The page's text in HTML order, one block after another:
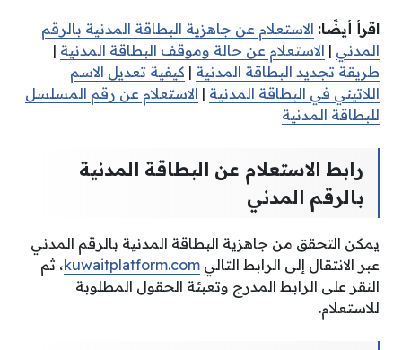
اقرأ أيضًا: الاستعلام عن جاهزية البطاقة المدنية بالرقم
المدني | الاستعلام عن حالة وموقف البطاقة المدنية |
طريقة تجديد البطاقة المدنية | كيفية تعديل الاسم
اللاتيني في البطاقة المدنية | الاستعلام عن رقم المسلسل
للبطاقة المدنية
رابط الاستعلام عن البطاقة المدنية
بالرقم المدني
يمكن التحقق من جاهزية البطاقة المدنية بالرقم المدني
عبر الانتقال إلى الرابط التالي kuwaitplatform.com، ثم
النقر على الرابط المدرج وتعبئة الحقول المطلوبة
للاستعلام.